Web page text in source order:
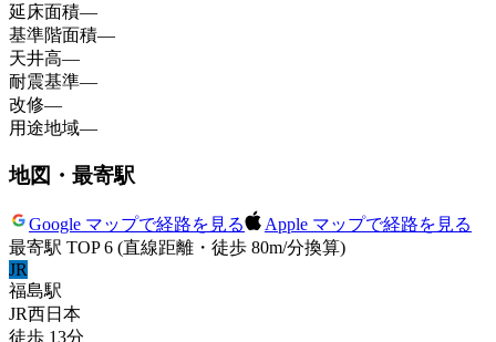
延床面積—
基準階面積—
天井高—
耐震基準—
改修—
用途地域—
地図・最寄駅
Google マップで経路を見る
Apple マップで経路を見る
最寄駅 TOP 6 (直線距離・徒歩 80m/分換算)
JR
福島駅
JR西日本
徒歩 13分